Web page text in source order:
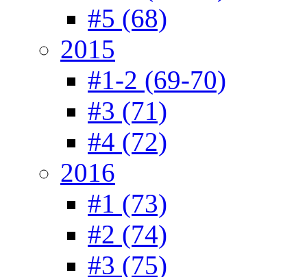
#5 (68)
2015
#1-2 (69-70)
#3 (71)
#4 (72)
2016
#1 (73)
#2 (74)
#3 (75)